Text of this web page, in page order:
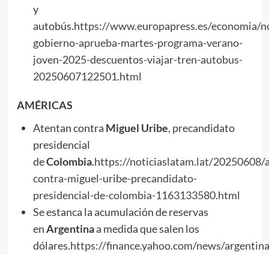
y
autobús.https://www.europapress.es/economia/
gobierno-aprueba-martes-programa-verano-
joven-2025-descuentos-viajar-tren-autobus-
20250607122501.html
AMÉRICAS
Atentan contra Miguel Uribe, precandidato
presidencial
deColombia.https://noticiaslatam.lat/20250608/
contra-miguel-uribe-precandidato-
presidencial-de-colombia-1163133580.html
Se estanca la acumulación de reservas
enArgentinaa medida que salen los
dólares.https://finance.yahoo.com/news/